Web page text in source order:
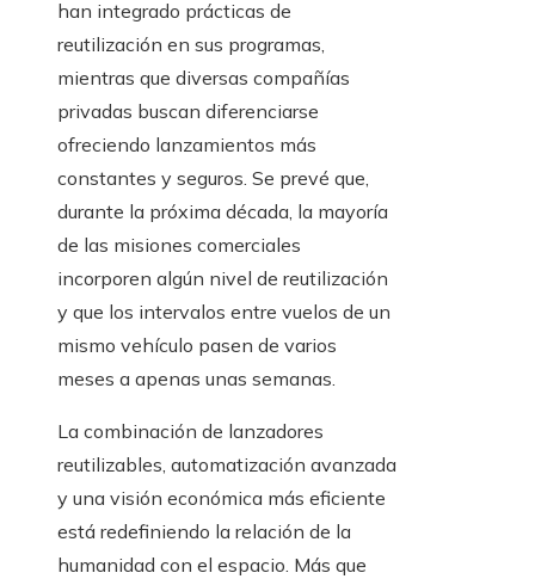
han integrado prácticas de
reutilización en sus programas,
mientras que diversas compañías
privadas buscan diferenciarse
ofreciendo lanzamientos más
constantes y seguros. Se prevé que,
durante la próxima década, la mayoría
de las misiones comerciales
incorporen algún nivel de reutilización
y que los intervalos entre vuelos de un
mismo vehículo pasen de varios
meses a apenas unas semanas.
La combinación de lanzadores
reutilizables, automatización avanzada
y una visión económica más eficiente
está redefiniendo la relación de la
humanidad con el espacio. Más que